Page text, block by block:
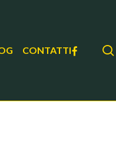
CONTATTIFACEBOOK